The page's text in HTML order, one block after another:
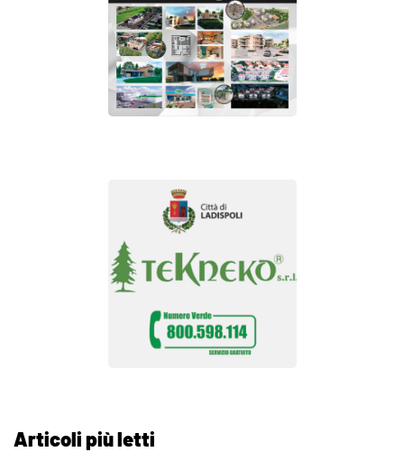
Articoli più letti